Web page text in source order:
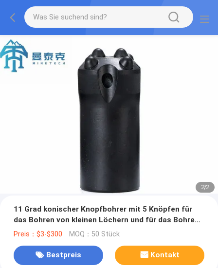
2/2
11 Grad konischer Knopfbohrer mit 5 Knöpfen für
das Bohren von kleinen Löchern und für das Bohren
von Karbidgestein unter heißem Druck
Preis：$3-$300 MOQ：50 Stück
Bestpreis Kontakt